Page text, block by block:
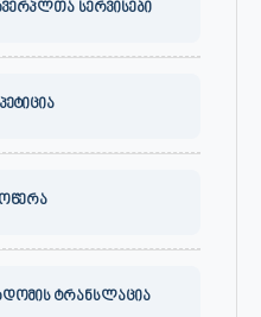
სერვისები
ტრანსლაცია